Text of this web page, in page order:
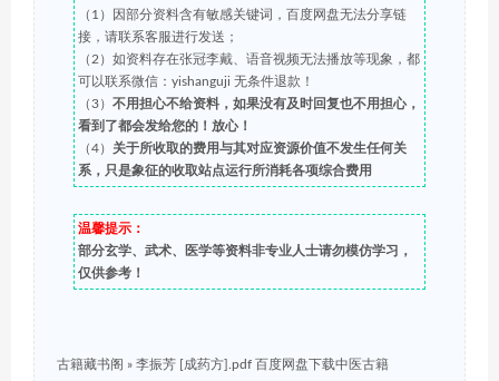
（1）因部分资料含有敏感关键词，百度网盘无法分享链
接，请联系客服进行发送；
（2）如资料存在张冠李戴、语音视频无法播放等现象，都
可以联系微信：yishanguji 无条件退款！
（3） 不用担心不给资料，如果没有及时回复也不用担心，
看到了都会发给您的！放心！
（4） 关于所收取的费用与其对应资源价值不发生任何关
系，只是象征的收取站点运行所消耗各项综合费用
温馨提示：
部分玄学、武术、医学等资料非专业人士请勿模仿学习，
仅供参考！
古籍藏书阁 » 李振芳 [成药方].pdf 百度网盘下载中医古籍